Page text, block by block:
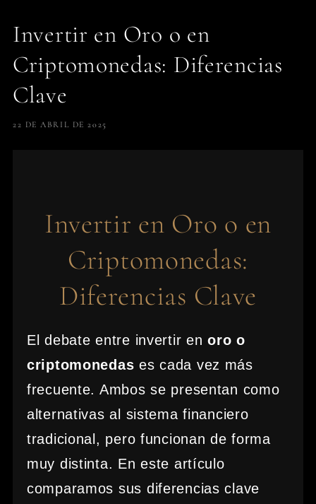
Invertir en Oro o en
Criptomonedas: Diferencias
Clave
22 DE ABRIL DE 2025
Invertir en Oro o en
Criptomonedas:
Diferencias Clave
El debate entre invertir enoro o
criptomonedas es cada vez más
frecuente. Ambos se presentan como
alternativas al sistema financiero
tradicional, pero funcionan de forma
muy distinta. En este artículo
comparamos sus diferencias clave